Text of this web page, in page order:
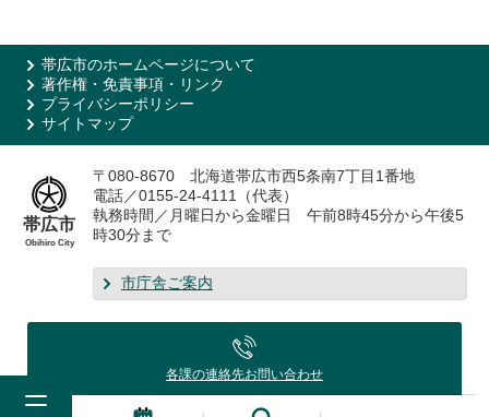
帯広市のホームページについて
著作権・免責事項・リンク
プライバシーポリシー
サイトマップ
帯広市
Obihiro City
〒080-8670 北海道帯広市西5条南7丁目1番地
電話／0155-24-4111（代表）
執務時間／月曜日から金曜日 午前8時45分から午後5
時30分まで
市庁舎ご案内
各課の連絡先お問い合わせ